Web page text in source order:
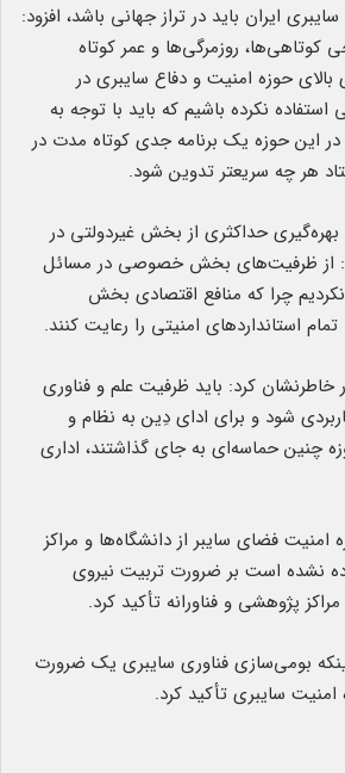
ایران باید در تراز جهانی باشد، افزود:
‌روزمرگی‌ها و عمر کوتاه
بالای حوزه امنیت و دفاع سایبری در
نکرده باشیم که باید با توجه به
در این حوزه یک برنامه جدی کوتاه مدت در
هر چه سریعتر تدوین شود.
بهره‌گیری حداکثری از بخش غیردولتی در
از ظرفیت‌های بخش خصوصی در مسائل
چرا که منافع اقتصادی بخش
استانداردهای امنیتی را رعایت کنند.
کرد: باید ظرفیت علم و فناوری
شود و برای ادای دِین به نظام و
که در جنگ ۱۲ روزه چنین حماسه‌ای به جای گذاشتند، اداری
امنیت فضای سایبر از دانشگاه‌ها و مراکز
نشده است بر ضرورت تربیت نیروی
پژوهشی و فناورانه تأکید کرد.
بومی‌سازی فناوری سایبری یک ضرورت
سایبری تأکید کرد.